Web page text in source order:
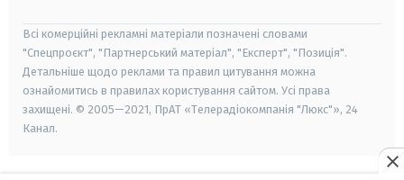
Всі комерційні рекламні матеріали позначені словами
"Спецпроєкт", "Партнерський матеріал", "Експерт", "Позиція".
Детальніше щодо реклами та правил цитування можна
ознайомитись в правилах користування сайтом. Усі права
захищені. © 2005—2021, ПрАТ «Телерадіокомпанія "Люкс"», 24
Канал.